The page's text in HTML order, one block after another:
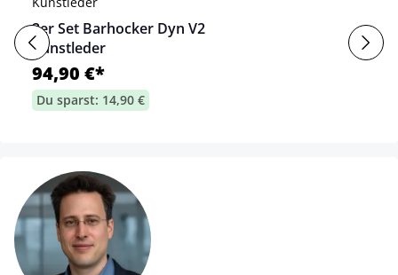
2er Set Barhocker Dyn V2
Kunstleder
94,90 €*
Du sparst: 14,90 €